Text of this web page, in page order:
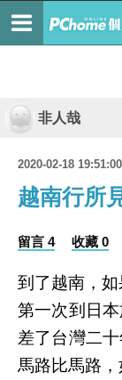
非人哉
2020-02-18 19:51:00
越南行所
留言 4 收藏 0
到了越南 ，
第一次到日
差了台灣二
馬路比馬路